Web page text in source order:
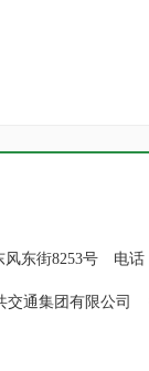
东街8253号 电话
交通集团有限公司